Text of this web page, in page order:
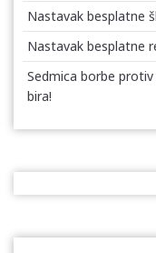
Nastavak besplatne
Nastavak besplatne
Sedmica borbe
bira!